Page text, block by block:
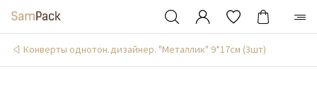
Конверты однотон.дизайнер. "Металлик" 9*17см (3шт)